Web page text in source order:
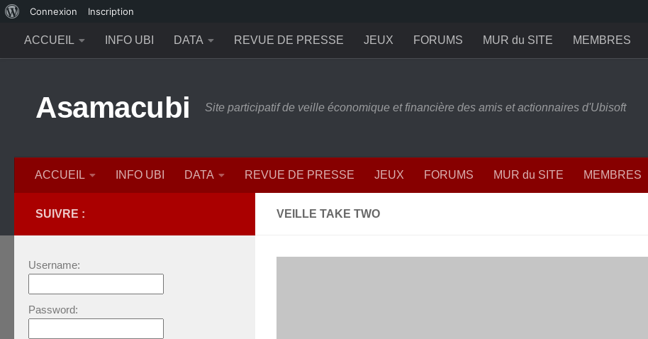
propos
de
Connexion Inscription
ACCUEIL
INFO UBI DATA REVUE DE PRESSE JEUX FORUMS MUR du SITE MEMBRES
Asamacubi Site participatif de veille économique et financière des amis et actionnaires d'Ubisoft
ACCUEIL INFO UBI DATA REVUE DE PRESSE JEUX FORUMS MUR du SITE MEMBRES
VEILLE TAKE TWO
SUIVRE :
Username:
Password: